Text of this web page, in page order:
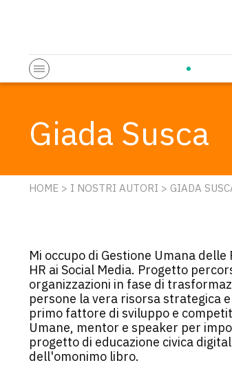
Giada Susca
HOME > I NOSTRI AUTORI > GIADA
Mi occupo di Gestione Umana
HR ai Social Media. Progetto
organizzazioni in fase di
persone la vera risorsa strategica
primo fattore di sviluppo e
Umane, mentor e speaker per
progetto di educazione civica
dell'omonimo libro.